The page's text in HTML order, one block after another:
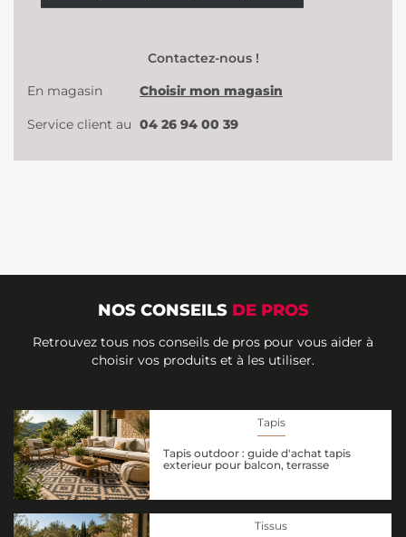
Contactez-nous !
En magasin Choisir mon magasin
Service client au 04 26 94 00 39
NOS CONSEILS DE PROS
Retrouvez tous nos conseils de pros pour vous aider à
choisir vos produits et à les utiliser.
Tapis
Tapis outdoor : guide d'achat tapis
exterieur pour balcon, terrasse
Tissus